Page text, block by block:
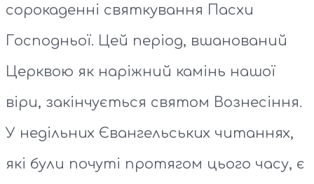
сорокаденні святкування Пасхи
Господньої. Цей період, вшанований
Церквою як наріжний камінь нашої
віри, закінчується святом Вознесіння.
У недільних Євангельських читаннях,
які були почуті протягом цього часу, є